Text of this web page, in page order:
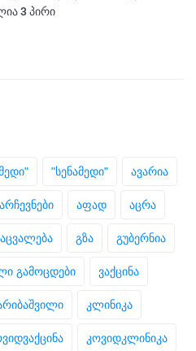
3 პირი
"სენამედი" ავარია
არჩევნები აფად აცრა
გზა გუბერნია
გამოცდები ვაქცინა
კლინიკა
კოვიდკლინიკა